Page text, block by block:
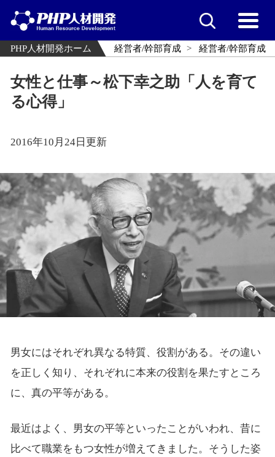
PHP人材開発ホーム 経営者/幹部育成 経営者/幹部育成
女性と仕事～松下幸之助「人を育て
る心得」
2016年10月24日更新
男女にはそれぞれ異なる特質、役割がある。その違い
を正しく知り、それぞれに本来の役割を果たすところ
に、真の平等がある。
最近はよく、男女の平等といったことがいわれ、昔に
比べて職業をもつ女性が増えてきました。そうした姿